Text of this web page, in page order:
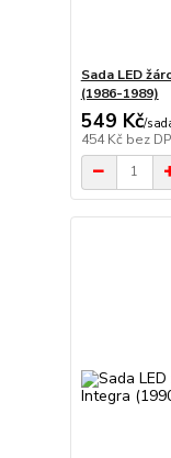
Sada LED
(1986-1989)
549 Kč/
454 Kč bez